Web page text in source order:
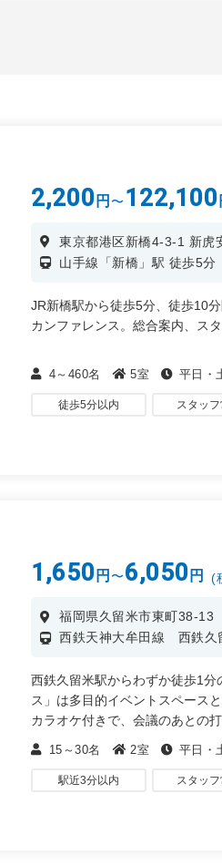
2,200 円 〜 122,100
東京都港区新橋4-3-1 新虎
山手線「新橋」駅 徒歩5分
JR新橋駅から徒歩5分、徒歩10
カンファレンス。総合案内、ス
・天井高4.5m、電動昇降スクリ
・イベント、展示会、商品PR、
4～460名 5室 平日・
徒歩5分以内 スタッ
1,650 円 〜6,050 円 (
福岡県久留米市東町38-13
西鉄天神大牟田線 西鉄
西鉄久留米駅からわずか徒歩1
ス」は多目的イベントスペース
カラオケ付きで、会議のあとの
いただけます!
・商談、面談、ミーティング
15～30名 2室 平日・
駅近3分以内 スタッ